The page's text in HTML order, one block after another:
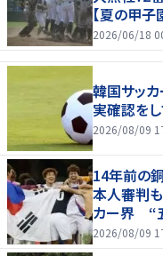
【夏の甲子
2026/06/18
韓国サッ
実確認をし
2026/08/09
14年前の
本人審判
カー界 “
舞われる」
2026/08/09